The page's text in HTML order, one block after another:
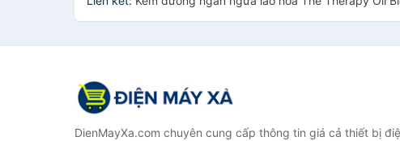
DienMayXa.com chuyên cung cấp thông tin giá cả thiết bị